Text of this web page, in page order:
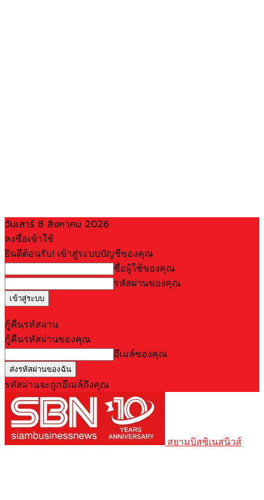
วันเสาร์ 8 สิงหาคม 2026
ลงชื่อเข้าใช้
ยินดีต้อนรับ! เข้าสู่ระบบบัญชีของคุณ
ชื่อผู้ใช้ของคุณ
รหัสผ่านของคุณ
กู้คืนรหัสผ่าน
กู้คืนรหัสผ่านของคุณ
อีเมล์ของคุณ
รหัสผ่านจะถูกอีเมล์ถึงคุณ
สยามบิสซิเนสนิวส์